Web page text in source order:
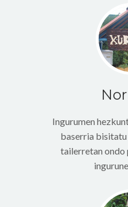
Ingurumen
baserria bisitatu
tailerretan ondo